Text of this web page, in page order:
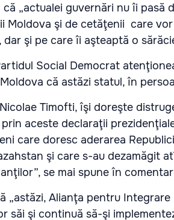
că „actualei guvernări nu îi pasă
Moldova şi de cetăţenii care
şi pe care îi aşteaptă o
Social Democrat
că astăzi statul, în
Timofti, îşi doreşte
aceste declaraţii
care doresc aderarea
şi care s-au dezamăgit
se mai spune în
„astăzi, Alianţa pentru
săi şi continuă să-şi